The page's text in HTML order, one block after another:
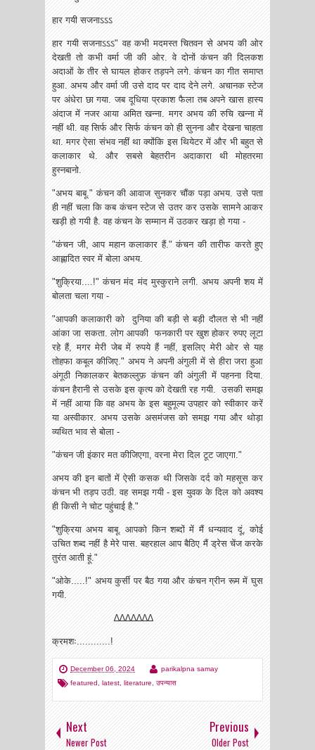
हार गयी सजनाऽऽऽ
हार गयी सजनाऽऽऽ" वह कभी मदमस्त चितवन से अभय की ओर
देखती तो कभी वर्मा जी की ओर. वे दोनों कंचन की दिलकश
अदाओं के तीर से घायल होकर तड़पने लगे. कंचन का गीत समाप्त
हुआ. अभय और‌ वर्मा जी उसे दाद पर दाद देने लगे. अचानक स्टेज
पर अंधेरा छा गया. जब दूधिया प्रकाश फैला तब अपने खास हास्य
अंदाज में नजर आया अमित खन्ना. मगर अभय की रुचि खन्ना में
नहीं थी. वह सिर्फ और सिर्फ कंचन को ही सुनना और देखना चाहता
था. मगर ऐसा संभव नहीं था क्योंकि इस थियेटर में और भी बहुत से
कलाकार थे. और सबसे बेहतरीन अदाकारा थी मोहतरमा
हुस्नबानो.
"अभय बाबू." कंचन की आवाज सुनकर चौंक पड़ा अभय. उसे पता
ही नहीं चला कि कब कंचन स्टेज से उतर कर उसके सामने आकर
खड़ी हो गयी है. वह कंचन के सम्मान में उठकर खड़ा हो गया -
"कंचन जी, आप महान कलाकार हैं." कंचन की तारीफ करते हुए
आह्लादित स्वर में बोला अभय.
"शुक्रिया....!" कंचन मंद मंद मुस्कुराने लगी. अभय अपनी शय में
बोलता चला गया -
"आपकी कलाकारी को दुनिया की बड़ी से बड़ी दौलत से भी नहीं
आंका जा सकता. लोग आपकी फनकारी पर खुश होकर रुपए लूटा
रहे हैं, मगर मेरी जेब में रुपये हैं नहीं, इसलिए मेरी ओर से यह
तोहफा कबूल कीजिए." अभय ने अपनी अंगुली में से हीरा जरा हुआ
अंगूठी निकालकर बेतकल्लुफ़ कंचन की अंगुली में पहनना दिया.
कंचन हैरानी से उसके इस कृत्य को देखती रह गयी. उसकी समझ
में नहीं आया कि वह अभय के इस बहुमूल्य उपहार को स्वीकार करें
या अस्वीकार. अभय उसके असमंजस को समझ गया और थोड़ा
व्यथित भाव से बोला -
"कंचन जी इंकार मत कीजिएगा, वरना मेरा दिल टूट जाएगा."
अभय की इन बातों में ऐसी कसक थी जिसके दर्द को महसूस कर
कंचन भी तड़प उठी. वह समझ गयी - इस युवक के दिल को अवश्य
ही किसी ने चोट पहुंचाई है."
"शुक्रिया अभय बाबू. आपको किन शब्दों में मैं धन्यवाद दूं, कोई
उचित शब्द नहीं है मेरे पास. बहरहाल आप बैठिए मैं ड्रेस चेंज करके
तुरंत आती हूं."
"ओके.....!" अभय कुर्सी पर बैठ गया और कंचन ग्रीन रूम में घुस
गयी.
∆∆∆∆∆∆∆
क्रमशः............!
December 06, 2024
parikalpna samay
featured
latest literature उपन्यास
Next
Newer Post
Previous
Older Post